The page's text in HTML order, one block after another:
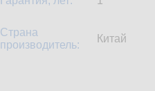
Страна
производитель:
Китай